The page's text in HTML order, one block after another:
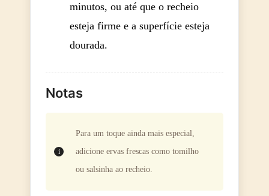
minutos, ou até que o recheio
esteja firme e a superfície esteja
dourada.
Notas
Para um toque ainda mais especial,
adicione ervas frescas como tomilho
ou salsinha ao recheio.